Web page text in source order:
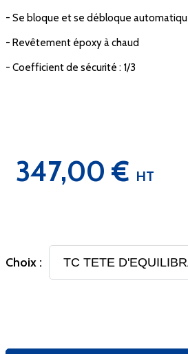
- Se bloque et se débloque
- Revêtement époxy à chaud
- Coefficient de sécurité : 1/3
347,00 € HT
Choix :